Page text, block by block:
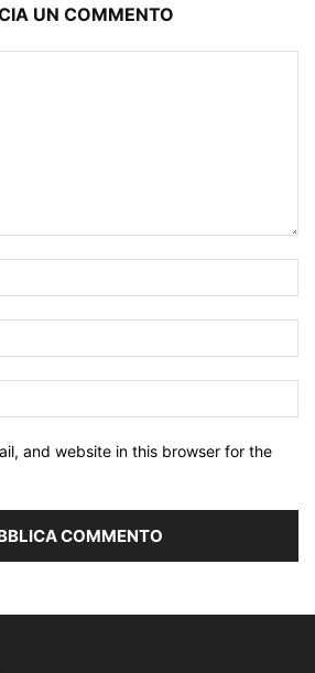
UN COMMENTO
and website in this browser for the